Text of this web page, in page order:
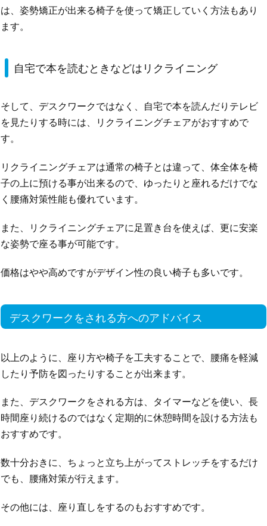
は、姿勢矯正が出来る椅子を使って矯正していく方法もあり
ます。
自宅で本を読むときなどはリクライニング
そして、デスクワークではなく、自宅で本を読んだりテレビ
を見たりする時には、リクライニングチェアがおすすめで
す。
リクライニングチェアは通常の椅子とは違って、体全体を椅
子の上に預ける事が出来るので、ゆったりと座れるだけでな
く腰痛対策性能も優れています。
また、リクライニングチェアに足置き台を使えば、更に安楽
な姿勢で座る事が可能です。
価格はやや高めですがデザイン性の良い椅子も多いです。
デスクワークをされる方へのアドバイス
以上のように、座り方や椅子を工夫することで、腰痛を軽減
したり予防を図ったりすることが出来ます。
また、デスクワークをされる方は、タイマーなどを使い、長
時間座り続けるのではなく定期的に休憩時間を設ける方法も
おすすめです。
数十分おきに、ちょっと立ち上がってストレッチをするだけ
でも、腰痛対策が行えます。
その他には、座り直しをするのもおすすめです。